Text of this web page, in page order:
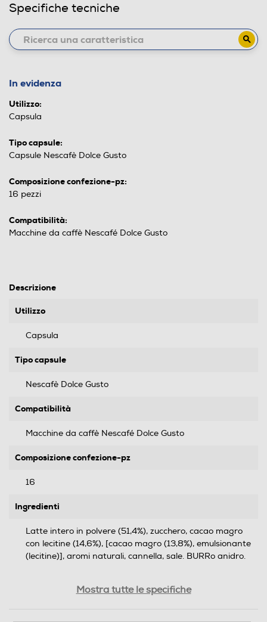
Specifiche tecniche
In evidenza
Utilizzo:
Capsula
Tipo capsule:
Capsule Nescafè Dolce Gusto
Composizione confezione-pz:
16 pezzi
Compatibilità:
Macchine da caffè Nescafé Dolce Gusto
Descrizione
Utilizzo
Capsula
Tipo capsule
Nescafè Dolce Gusto
Compatibilità
Macchine da caffè Nescafé Dolce Gusto
Composizione confezione-pz
16
Ingredienti
Latte intero in polvere (51,4%), zucchero, cacao magro
con lecitine (14,6%), [cacao magro (13,8%), emulsionante
(lecitine)], aromi naturali, cannella, sale. BURRo anidro.
Mostra tutte le specifiche